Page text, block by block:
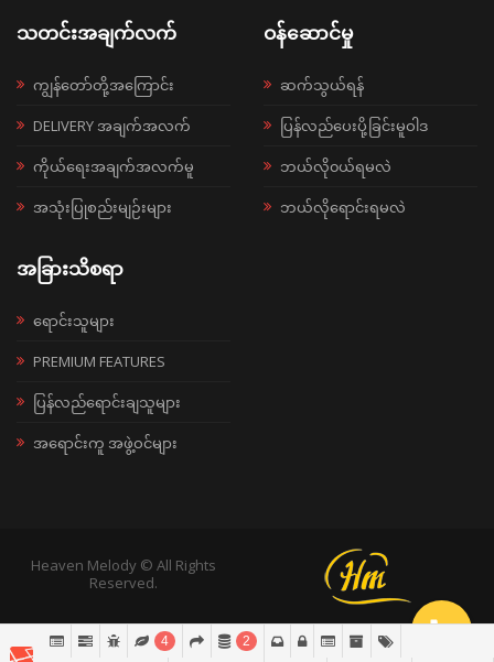
သတင်းအချက်လက်
ကျွန်တော်တို့အကြောင်း
DELIVERY အချက်အလက်
ကိုယ်ရေးအချက်အလက်မူ
အသုံးပြုစည်းမျဉ်းများ
ဝန်ဆောင်မှု
ဆက်သွယ်ရန်
ပြန်လည်ပေးပို့ခြင်းမူဝါဒ
ဘယ်လို၀ယ်ရမလဲ
ဘယ်လိုရောင်းရမလဲ
အခြားသိစရာ
ရောင်းသူများ
PREMIUM FEATURES
ပြန်လည်ရောင်းချသူများ
အရောင်းကူ အဖွဲ့ဝင်များ
Heaven Melody © All Rights
Reserved.
4 2